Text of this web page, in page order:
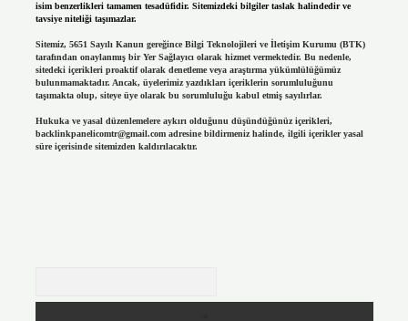
isim benzerlikleri tamamen tesadüfidir. Sitemizdeki bilgiler taslak halindedir ve
tavsiye niteliği taşımazlar.
Sitemiz, 5651 Sayılı Kanun gereğince Bilgi Teknolojileri ve İletişim Kurumu (BTK)
tarafından onaylanmış bir Yer Sağlayıcı olarak hizmet vermektedir. Bu nedenle,
sitedeki içerikleri proaktif olarak denetleme veya araştırma yükümlülüğümüz
bulunmamaktadır. Ancak, üyelerimiz yazdıkları içeriklerin sorumluluğunu
taşımakta olup, siteye üye olarak bu sorumluluğu kabul etmiş sayılırlar.
Hukuka ve yasal düzenlemelere aykırı olduğunu düşündüğünüz içerikleri,
backlinkpanelicomtr@gmail.comadresine bildirmeniz halinde, ilgili içerikler yasal
süre içerisinde sitemizden kaldırılacaktır.